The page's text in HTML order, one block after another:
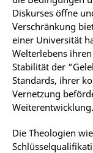
Diskurses öffne
Verschränkung
einer Universität
Welterlebens
Stabilität der
Standards, ihrer
Vernetzung
Weiterentwicklung.
Die Theologien